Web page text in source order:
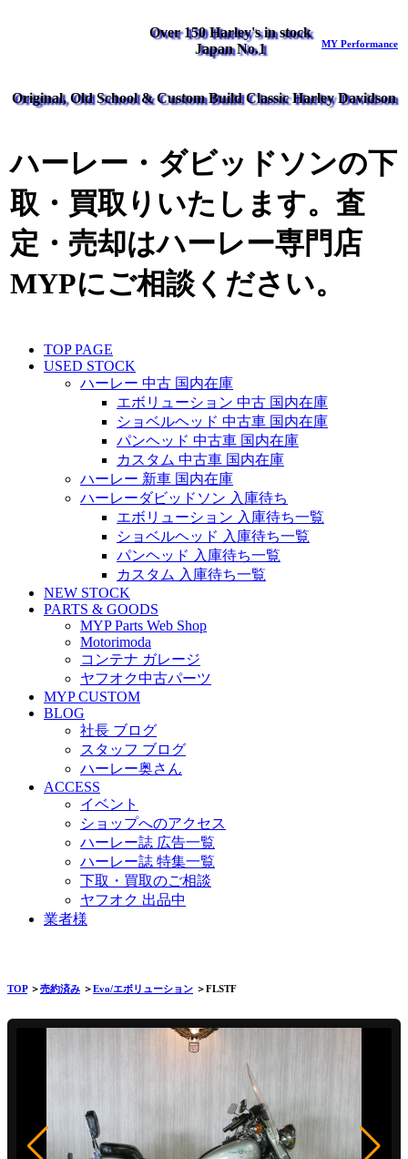
Over 150 Harley's in stock
Japan No.1
MY Performance
Original, Old School & Custom Build Classic Harley Davidson
ハーレー・ダビッドソンの下
取・買取りいたします。査
定・売却はハーレー専門店
MYPにご相談ください。
TOP PAGE
USED STOCK
ハーレー 中古 国内在庫
エボリューション 中古 国内在庫
ショベルヘッド 中古車 国内在庫
パンヘッド 中古車 国内在庫
カスタム 中古車 国内在庫
ハーレー 新車 国内在庫
ハーレーダビッドソン 入庫待ち
エボリューション 入庫待ち一覧
ショベルヘッド 入庫待ち一覧
パンヘッド 入庫待ち一覧
カスタム 入庫待ち一覧
NEW STOCK
PARTS & GOODS
MYP Parts Web Shop
Motorimoda
コンテナ ガレージ
ヤフオク中古パーツ
MYP CUSTOM
BLOG
社長 ブログ
スタッフ ブログ
ハーレー奥さん
ACCESS
イベント
ショップへのアクセス
ハーレー誌 広告一覧
ハーレー誌 特集一覧
下取・買取のご相談
ヤフオク 出品中
業者様
TOP＞売約済み ＞Evo/エボリューション ＞FLSTF